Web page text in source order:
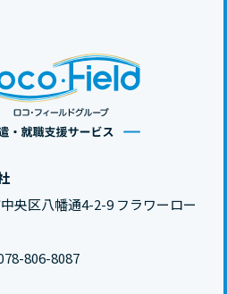
央区八幡通4-2-9 フラワーロー
806-8087